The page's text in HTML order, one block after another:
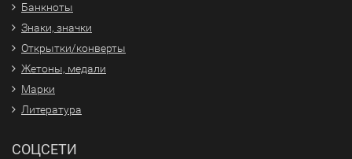
Банкноты
Знаки, значки
Открытки/конверты
Жетоны, медали
Марки
Литература
СОЦСЕТИ